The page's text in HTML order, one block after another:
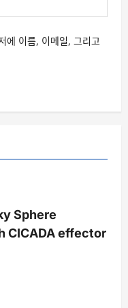
에 이름, 이메일, 그리고
Sphere
CICADA effector